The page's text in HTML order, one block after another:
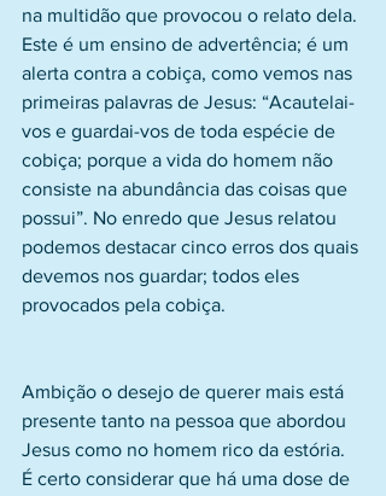
na multidão que provocou o relato dela.
Este é um ensino de advertência; é um
alerta contra a cobiça, como vemos nas
primeiras palavras de Jesus: “Acautelai-
vos e guardai-vos de toda espécie de
cobiça; porque a vida do homem não
consiste na abundância das coisas que
possui”. No enredo que Jesus relatou
podemos destacar cinco erros dos quais
devemos nos guardar; todos eles
provocados pela cobiça.
Ambição o desejo de querer mais está
presente tanto na pessoa que abordou
Jesus como no homem rico da estória.
É certo considerar que há uma dose de